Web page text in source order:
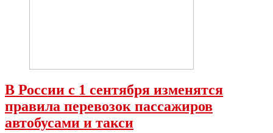
В России с 1 сентября изменятся
правила перевозок пассажиров
автобусами и такси